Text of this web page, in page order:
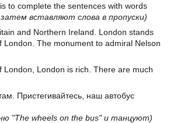
to complete the sentences with words
вставляют слова в пропуски)
and Northern Ireland. London stands
The monument to admiral Nelson
London, London is rich. There are much
Пристегивайтесь, наш автобус
"The wheels on the bus" и танцуют)